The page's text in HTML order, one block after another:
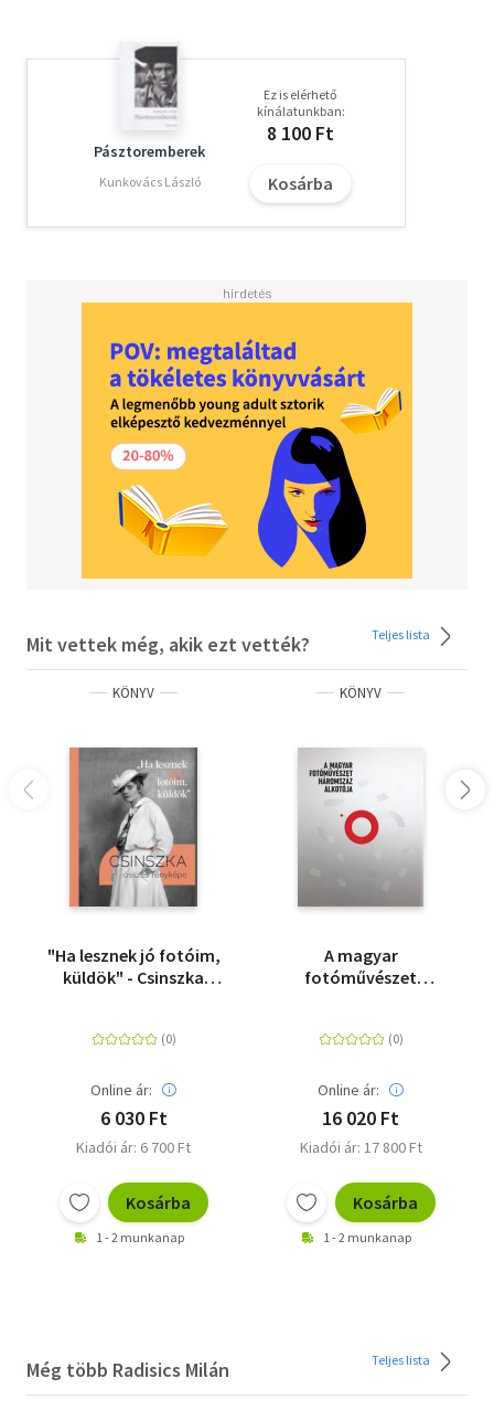
megmentésének történetét.
Pásztoremberek
Kunkovács László
Ez is elérhető
kínálatunkban:
8 100 Ft
Kosárba
Mit vettek még, akik ezt vették? Teljes lista
KÖNYV
"Ha lesznek jó fotóim,
küldök" - Csinszka
Online ár:
6 030 Ft
Kiadói ár: 6 700 Ft
Kosárba
1 - 2 munkanap
KÖNYV
A magyar
fotóművészet
Online ár:
16 020 Ft
Kiadói ár: 17 800 Ft
Kosárba
1 - 2 munkanap
Még több Radisics Milán Teljes lista